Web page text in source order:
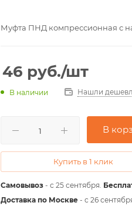
Муфта ПНД компрессионная с
46 руб./шт
В наличии Нашли
В
Купить в 1 клик
Самовывоз - с 25 сентября.
Доставка по Москве - c 26